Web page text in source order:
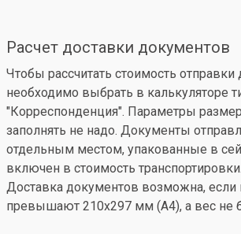
Расчет доставки документов
Чтобы рассчитать стоимость
необходимо выбрать в калькуляторе
"Корреспонденция". Параметры
заполнять не надо. Документы
отдельным местом, упакованные в
включен в стоимость транспортировки.
Доставка документов возможна, если
превышают 210x297 мм (А4), а вес не